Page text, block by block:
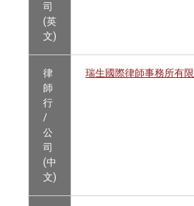
司
(英
文)
律
師
行
/
公
司
(中
文)
瑞生國際律師事務所有